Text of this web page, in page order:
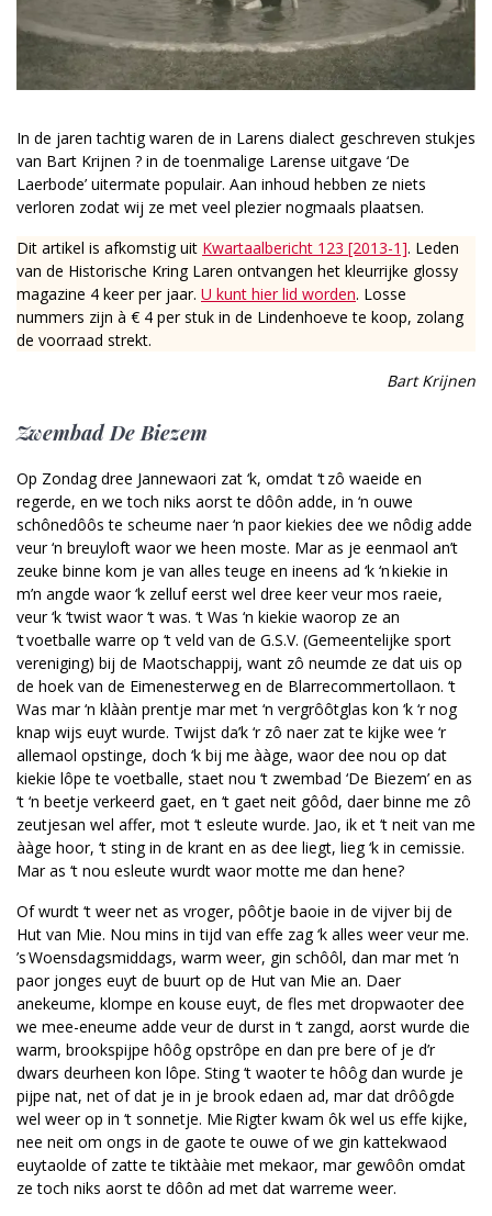
In de jaren tachtig waren de in Larens dialect geschreven stukjes
van Bart Krijnen ? in de toenmalige Larense uitgave ‘De
Laerbode’ uitermate populair. Aan inhoud hebben ze niets
verloren zodat wij ze met veel plezier nogmaals plaatsen.
Dit artikel is afkomstig uit Kwartaalbericht 123 [2013-1]. Leden
van de Historische Kring Laren ontvangen het kleurrijke glossy
magazine 4 keer per jaar. U kunt hier lid worden. Losse
nummers zijn à € 4 per stuk in de Lindenhoeve te koop, zolang
de voorraad strekt.
Bart Krijnen
Zwembad De Biezem
Op Zondag dree Jannewaori zat ‘k, omdat ‘t zô waeide en
regerde, en we toch niks aorst te dôôn adde, in ‘n ouwe
schônedôôs te scheume naer ‘n paor kiekies dee we nôdig adde
veur ‘n breuyloft waor we heen moste. Mar as je eenmaol an’t
zeuke binne kom je van alles teuge en ineens ad ‘k ‘n kiekie in
m’n angde waor ‘k zelluf eerst wel dree keer veur mos raeie,
veur ‘k ‘twist waor ‘t was. ‘t Was ‘n kiekie waorop ze an
‘t voetballe warre op ‘t veld van de G.S.V. (Gemeentelijke sport
vereniging) bij de Maotschappij, want zô neumde ze dat uis op
de hoek van de Eimenesterweg en de Blarrecommertollaon. ‘t
Was mar ‘n klààn prentje mar met ‘n vergrôôtglas kon ‘k ‘r nog
knap wijs euyt wurde. Twijst da’k ‘r zô naer zat te kijke wee ‘r
allemaol opstinge, doch ‘k bij me ààge, waor dee nou op dat
kiekie lôpe te voetballe, staet nou ‘t zwembad ‘De Biezem’ en as
‘t ‘n beetje verkeerd gaet, en ‘t gaet neit gôôd, daer binne me zô
zeutjesan wel affer, mot ‘t esleute wurde. Jao, ik et ‘t neit van me
ààge hoor, ‘t sting in de krant en as dee liegt, lieg ‘k in cemissie.
Mar as ‘t nou esleute wurdt waor motte me dan hene?
Of wurdt ‘t weer net as vroger, pôôtje baoie in de vijver bij de
Hut van Mie. Nou mins in tijd van effe zag ‘k alles weer veur me.
’s Woensdagsmiddags, warm weer, gin schôôl, dan mar met ‘n
paor jonges euyt de buurt op de Hut van Mie an. Daer
anekeume, klompe en kouse euyt, de fles met dropwaoter dee
we mee-eneume adde veur de durst in ‘t zangd, aorst wurde die
warm, brookspijpe hôôg opstrôpe en dan pre bere of je d’r
dwars deurheen kon lôpe. Sting ‘t waoter te hôôg dan wurde je
pijpe nat, net of dat je in je brook edaen ad, mar dat drôôgde
wel weer op in ‘t sonnetje. Mie Rigter kwam ôk wel us effe kijke,
nee neit om ongs in de gaote te ouwe of we gin kattekwaod
euytaolde of zatte te tiktààie met mekaor, mar gewôôn omdat
ze toch niks aorst te dôôn ad met dat warreme weer.